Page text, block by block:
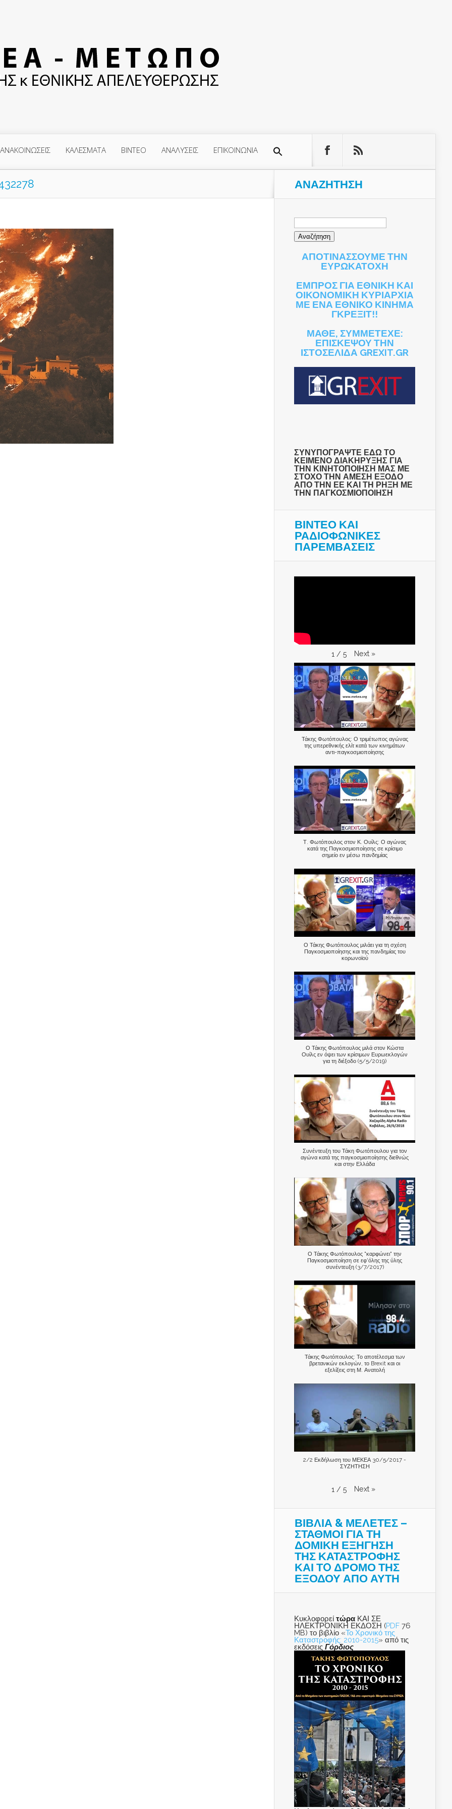
ΑΝΑΚΟΙΝΩΣΕΙΣ ΚΑΛΕΣΜΑΤΑ ΒΙΝΤΕΟ ΑΝΑΛΥΣΕΙΣ ΕΠΙΚΟΙΝΩΝΙΑ
ΑΝΑΖΉΤΗΣΗ
Αναζήτηση
ΑΠΟΤΙΝΑΣΣΟΥΜΕ ΤΗΝ
ΕΥΡΩΚΑΤΟΧΗ
ΕΜΠΡΟΣ ΓΙΑ ΕΘΝΙΚΗ ΚΑΙ
ΟΙΚΟΝΟΜΙΚΗ ΚΥΡΙΑΡΧΙΑ
ΜΕ ΕΝΑ ΕΘΝΙΚΟ ΚΙΝΗΜΑ
ΓΚΡΕΞΙΤ!!
ΜΑΘΕ, ΣΥΜΜΕΤΕΧΕ:
ΕΠΙΣΚΕΨΟΥ ΤΗΝ
ΙΣΤΟΣΕΛΙΔΑ GREXIT.GR
ΣΥΝΥΠΟΓΡΑΨΤΕ ΕΔΩ ΤΟ
ΚΕΙΜΕΝΟ ΔΙΑΚΗΡΥΞΗΣ ΓΙΑ
ΤΗΝ ΚΙΝΗΤΟΠΟΙΗΣΗ ΜΑΣ ΜΕ
ΣΤΟΧΟ ΤΗΝ ΑΜΕΣΗ ΕΞΟΔΟ
ΑΠΟ ΤΗΝ ΕΕ ΚΑΙ ΤΗ ΡΗΞΗ ΜΕ
ΤΗΝ ΠΑΓΚΟΣΜΙΟΠΟΙΗΣΗ
ΒΙΝΤΕΟ ΚΑΙ
ΡΑΔΙΟΦΩΝΙΚΕΣ
ΠΑΡΕΜΒΑΣΕΙΣ
1 / 5 Next »
Τάκης Φωτόπουλος: Ο τριμέτωπος αγώνας
της υπερεθνικής ελίτ κατά των κινημάτων
αντι-παγκοσμιοποίησης
Τ. Φωτόπουλος στον Κ. Ουίλς: Ο αγώνας
κατά της Παγκοσμιοποίησης σε κρίσιμο
σημείο εν μέσω πανδημίας
Ο Τάκης Φωτόπουλος μιλάει για τη σχέση
Παγκοσμιοποίησης και της πανδημίας του
κορωνοϊού
Ο Τάκης Φωτόπουλος μιλά στον Κώστα
Ουίλς εν όψει των κρίσιμων Ευρωεκλογών
για τη διέξοδο (5/5/2019)
Συνέντευξη του Τάκη Φωτόπουλου για τον
αγώνα κατά της παγκοσμιοποίησης διεθνώς
και στην Ελλάδα
Ο Τάκης Φωτόπουλος "καρφώνει" την
Παγκοσμιοποίηση σε εφ'όλης της ύλης
συνέντευξη (3/7/2017)
Τάκης Φωτόπουλος: Το αποτέλεσμα των
βρετανικών εκλογών, το Brexit και οι
εξελίξεις στη Μ. Ανατολή
2/2 Εκδήλωση του ΜΕΚΕΑ 30/5/2017 -
ΣΥΖΗΤΗΣΗ
1 / 5 Next »
ΒΙΒΛΙΑ & ΜΕΛΕΤΕΣ –
ΣΤΑΘΜΟΙ ΓΙΑ ΤΗ
ΔΟΜΙΚΗ ΕΞΗΓΗΣΗ
ΤΗΣ ΚΑΤΑΣΤΡΟΦΗΣ
ΚΑΙ ΤO ΔΡΟΜΟ ΤΗΣ
ΕΞΟΔΟΥ ΑΠΟ ΑΥΤΗ
Κυκλοφορεί τώρα ΚΑΙ ΣΕ
ΗΛΕΚΤΡΟΝΙΚΗ ΕΚΔΟΣΗ (PDF 76
MB) το βιβλίο «Το Χρονικό της
Καταστροφής: 2010-2015» από τις
εκδόσεις Γόρδιος